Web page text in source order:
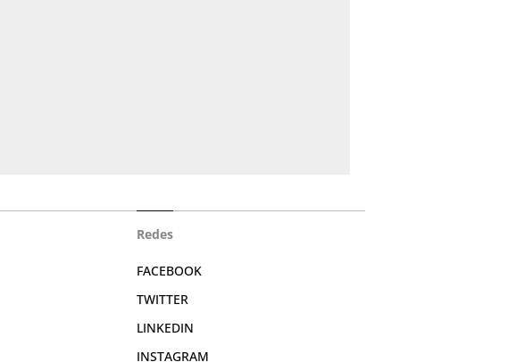
Redes
FACEBOOK
TWITTER
LINKEDIN
INSTAGRAM